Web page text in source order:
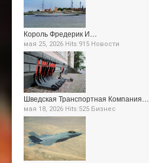
Король Фредерик И…
мая 25, 2026 Hits:915 Новости
Шведская Транспортная Компания…
мая 18, 2026 Hits:525 Бизнес